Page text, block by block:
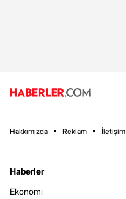
Hakkımızda Reklam İletişim
Haberler
Ekonomi